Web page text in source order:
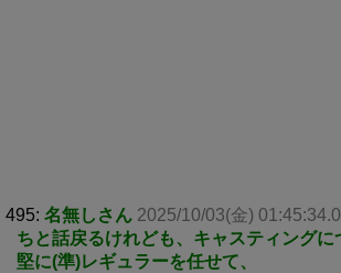
495: 名無しさん 2025/10/03(金)
ちと話戻るけれども、キャスティングに
堅に(準)レギュラーを任せて、